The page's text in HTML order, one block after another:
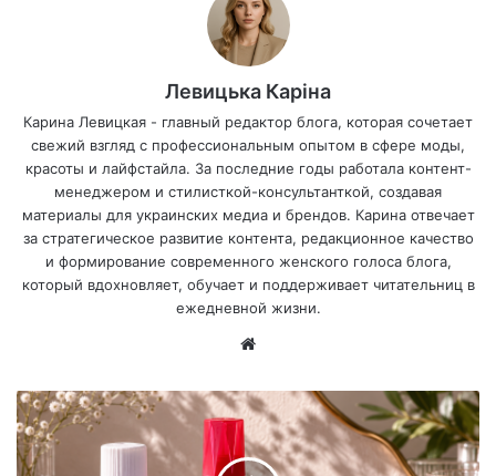
Левицька Каріна
Карина Левицкая - главный редактор блога, которая сочетает
свежий взгляд с профессиональным опытом в сфере моды,
красоты и лайфстайла. За последние годы работала контент-
менеджером и стилисткой-консультанткой, создавая
материалы для украинских медиа и брендов. Карина отвечает
за стратегическое развитие контента, редакционное качество
и формирование современного женского голоса блога,
который вдохновляет, обучает и поддерживает читательниц в
ежедневной жизни.